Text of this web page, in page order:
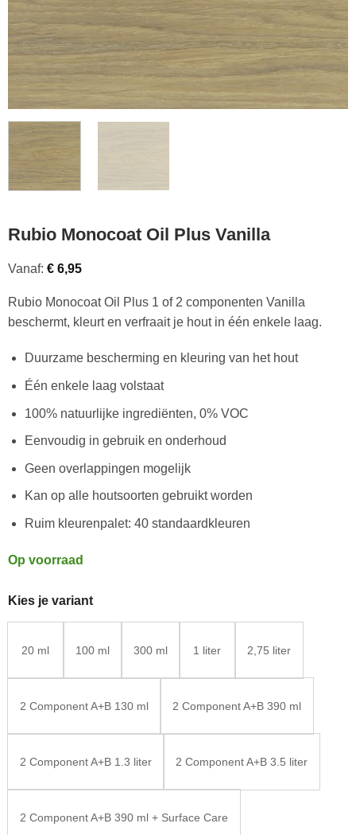
Rubio Monocoat Oil Plus Vanilla
Vanaf: €6,95
Rubio Monocoat Oil Plus 1 of 2 componenten Vanilla
beschermt, kleurt en verfraait je hout in één enkele laag.
Duurzame bescherming en kleuring van het hout
Één enkele laag volstaat
100% natuurlijke ingrediënten, 0% VOC
Eenvoudig in gebruik en onderhoud
Geen overlappingen mogelijk
Kan op alle houtsoorten gebruikt worden
Ruim kleurenpalet: 40 standaardkleuren
Op voorraad
Kies je variant
20 ml 100 ml 300 ml 1 liter 2,75 liter
2 Component A+B 130 ml 2 Component A+B 390 ml
2 Component A+B 1.3 liter 2 Component A+B 3.5 liter
2 Component A+B 390 ml + Surface Care